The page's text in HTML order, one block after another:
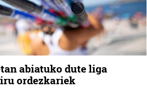
abiatuko dute liga
ordezkariek